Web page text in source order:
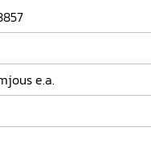
en hoe worden
e.a.